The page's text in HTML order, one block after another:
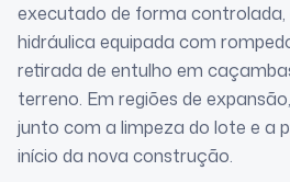
executado de forma
hidráulica equipada com
retirada de entulho em
terreno. Em regiões de
junto com a limpeza do lote e a
início da nova construção.